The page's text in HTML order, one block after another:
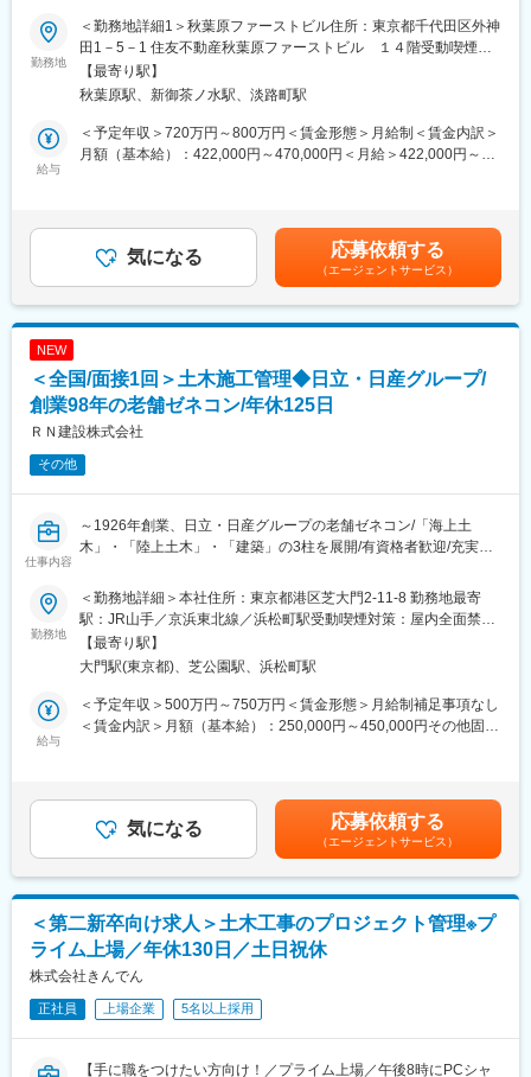
線)、岸里駅、なかもず駅、千里中央駅(大阪モノレール)、高槻市
駅、なにわ橋駅、谷町六丁目駅、三宮駅(神戸新交通)、神戸三宮駅
(阪急・神戸高速)、ハーバーランド駅、山陽姫路駅、西代駅、山陽
明石駅、川西池田駅、芦屋川駅、新浜松駅、石上駅、新津田沼
吉町駅、新宿駅、江戸川橋駅、下落合駅、東北沢駅、立川南駅、
東海神駅、栄町駅(千葉県)、京成八幡駅、蒲生駅、内幸町駅、天王
駅(兵庫県)、芦屋駅(阪神線)、第一通り駅、上野御徒町駅
理、顧客・協力会社・他社との工事調整）
・現場サポート
（現場巡視による安全・品質管理支援、建設業法・労働安全衛生
法などへの対応、技術者の確保・育成）
（工事ソリューションの提案、入札用積算・見積書作成、工事発
注、施工図面および施工方法のレビュー）
図面や施工方法のレビュー）
・セールスエンジニアとしての提案業務（担当エリアの自治体発
成、入札用積算）
変更の範囲：会社の定める業務
ど）向けの工事設計、品質管理、安全衛生管理、現場施工から試
験調整・引渡しまでのマネジメント業務を担っています。
・本社地区のオフィスを拠点として、全国の自治体（上水道・下
水道などを担当する部局）向けに事業を展開しています。
◇ミッション
・顧客ニーズに合わせて、企画・提案からシステム構築、納入、
・確実な安全・品質・工程・コスト管理により、トラブルの未然
防止を実現する
また、現場の取りまとめ担当者として顧客課題を把握し、要求仕
様に基づく具体的な仕様策定の提案、工事工程管理、組織内メン
バーの進捗管理、収支管理および資産管理を行っていただきま
・現場代理人・監理（主任）技術者業務（全国の自治体発注案
件）
理、顧客・協力会社・他社との工事調整）
・現場サポート
（現場巡視による安全・品質管理支援、建設業法・労働安全衛生
法などへの対応、技術者の確保・育成）
（工事ソリューションの提案、入札用積算・見積書作成、工事発
注、施工図面および施工方法のレビュー）
図面や施工方法のレビュー）
・セールスエンジニアとしての提案業務（担当エリアの自治体発
成、入札用積算）
変更の範囲：会社の定める業務
勤務地
＜勤務地詳細1＞秋葉原ファーストビル住所：東京都千代田区外神
田1－5－1 住友不動産秋葉原ファーストビル １４階受動喫煙対
策：屋内全面禁煙＜勤務地詳細2＞全国エリア住所：東京都 受動
喫煙対策：屋内全面禁煙変更の範囲：勤務地備考欄に記載
【最寄り駅】
秋葉原駅、新御茶ノ水駅、淡路町駅
給与
＜予定年収＞720万円～800万円＜賃金形態＞月給制＜賃金内訳＞
月額（基本給）：422,000円～470,000円＜月給＞422,000円～
額であり、選考を通じて上下する可能性があります。月給(月額)は
固定手当を含めた表記です。
気になる 応募依頼する
（エージェントサービス）
NEW
＜全国/面接1回＞土木施工管理◆日立・日産グループ/
創業98年の老舗ゼネコン/年休125日
ＲＮ建設株式会社
その他
仕事内容
～1926年創業、日立・日産グループの老舗ゼネコン/「海上土
木」・「陸上土木」・「建築」の3柱を展開/有資格者歓迎/充実の
■業務概要：
土木工事における品質管理、安全管理、工程管理、予算管理な
ど施工管理全般をお任せ致します。
【変更の範囲:会社の定める業務】
■業務内容：
・工程管理
・予算管理 等
◇物件の種類：港、空港、道路、鉄道、上下水道など
■1日のスケジュール例：
・8：00 朝礼
・8：30 現場作業(巡回)
・12：00 昼休憩
・13：00 工事打ち合わせ
・17：00 翌日準備などのデスクワーク
勤務地
＜勤務地詳細＞本社住所：東京都港区芝大門2-11-8 勤務地最寄
駅：JR山手／京浜東北線／浜松町駅受動喫煙対策：屋内全面禁煙
変更の範囲：会社の定める事業所
【最寄り駅】
大門駅(東京都)、芝公園駅、浜松町駅
給与
＜予定年収＞500万円～750万円＜賃金形態＞月給制補足事項なし
＜賃金内訳＞月額（基本給）：250,000円～450,000円その他固定
給：年一回■賞与：年二回賃金はあくまでも目安の金額であり、選
考を通じて上下する可能性があります。月給(月額)は固定手当を含
めた表記です。
気になる 応募依頼する
（エージェントサービス）
＜第二新卒向け求人＞土木工事のプロジェクト管理※プ
ライム上場／年休130日／土日祝休
株式会社きんでん
正社員 上場企業 5名以上採用
【手に職をつけたい方向け！／プライム上場／午後8時にPCシャ